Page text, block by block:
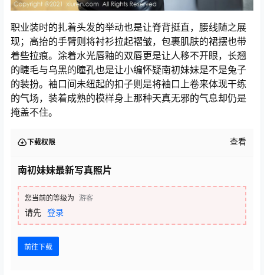
职业装时的扎着头发的举动也是让脊背挺直，腰线随之展
现；高抬的手臂则将衬衫拉起褶皱，包裹肌肤的裙摆也带
着些拉痕。涂着水光唇釉的双唇更是让人移不开眼，长翘
的睫毛与乌黑的瞳孔也是让小编怀疑南初妹妹是不是兔子
的装扮。袖口间未纽起的扣子则是将袖口上卷来体现干练
的气场，装着成熟的模样身上那种天真无邪的气息却仍是
掩盖不住。
下载权限 查看
南初妹妹最新写真照片
您当前的等级为 游客
请先 登录
前往下载